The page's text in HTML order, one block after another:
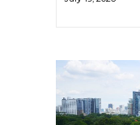
ศตวรรษก่อน